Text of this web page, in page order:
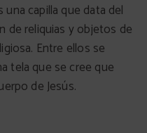
una capilla que data del
de reliquias y objetos de
Entre ellos se
tela que se cree que
de Jesús.